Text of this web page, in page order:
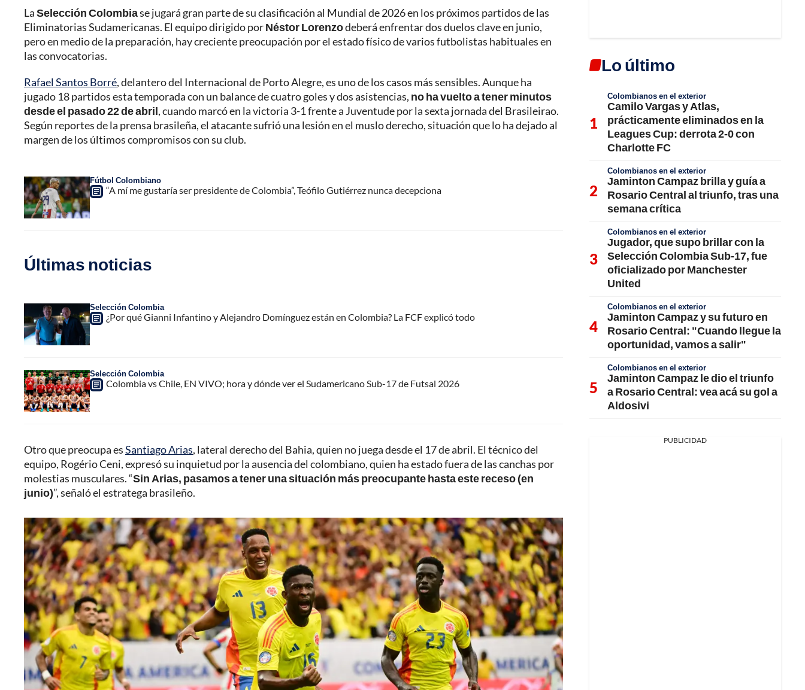
LaSelección Colombiase jugará gran parte de su clasificación al Mundial de 2026 en los próximos partidos de las
Eliminatorias Sudamericanas. El equipo dirigido porNéstor Lorenzodeberá enfrentar dos duelos clave en junio,
pero en medio de la preparación, hay creciente preocupación por el estado físico de varios futbolistas habituales en
las convocatorias.
Rafael Santos Borré, delantero del Internacional de Porto Alegre, es uno de los casos más sensibles. Aunque ha
jugado 18 partidos esta temporada con un balance de cuatro goles y dos asistencias, no ha vuelto a tener minutos
desde el pasado 22 de abril, cuando marcó en la victoria 3-1 frente a Juventude por la sexta jornada del Brasileirao.
Según reportes de la prensa brasileña, el atacante sufrió una lesión en el muslo derecho, situación que lo ha dejado al
margen de los últimos compromisos con su club.
Fútbol Colombiano
“A mí me gustaría ser presidente de Colombia”, Teófilo Gutiérrez nunca decepciona
Últimas noticias
Selección Colombia
¿Por qué Gianni Infantino y Alejandro Domínguez están en Colombia? La FCF explicó todo
Selección Colombia
Colombia vs Chile, EN VIVO; hora y dónde ver el Sudamericano Sub-17 de Futsal 2026
Otro que preocupa esSantiago Arias, lateral derecho del Bahia, quien no juega desde el 17 de abril. El técnico del
equipo, Rogério Ceni, expresó su inquietud por la ausencia del colombiano, quien ha estado fuera de las canchas por
molestias musculares. “Sin Arias, pasamos a tener una situación más preocupante hasta este receso (en
junio)”, señaló el estratega brasileño.
Lo último
Colombianos en el exterior
Camilo Vargas y Atlas,
prácticamente eliminados en la
Leagues Cup: derrota 2-0 con
Charlotte FC
Colombianos en el exterior
Jaminton Campaz brilla y guía a
Rosario Central al triunfo, tras una
semana crítica
Colombianos en el exterior
Jugador, que supo brillar con la
Selección Colombia Sub-17, fue
oficializado por Manchester
United
Colombianos en el exterior
Jaminton Campaz y su futuro en
Rosario Central: "Cuando llegue la
oportunidad, vamos a salir"
Colombianos en el exterior
Jaminton Campaz le dio el triunfo
a Rosario Central: vea acá su gol a
Aldosivi
PUBLICIDAD